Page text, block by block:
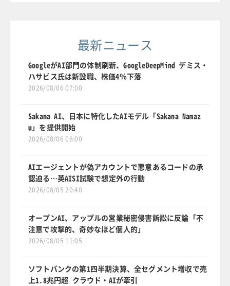
最新ニュース
GoogleがAI部門の体制刷新、GoogleDeepMind デミス・
ハサビス氏は新設職、株価4％下落
2026/08/06 07:00
Sakana AI、日本に特化したAIモデル「Sakana Namaz
u」を提供開始
2026/08/06 06:00
AIエージェントが偽アカウントで悪意あるコードの承
認迫る…英AISI試験で想定外の行動
2026/08/05 20:40
オープンAI、アップルの営業秘密侵害訴訟に反論「不
注意で攻撃的、奇妙なほど個人的」
2026/08/05 11:05
ソフトバンクの第1四半期決算、全セグメント増収で売
上1.8兆円超 クラウド・AIが牽引